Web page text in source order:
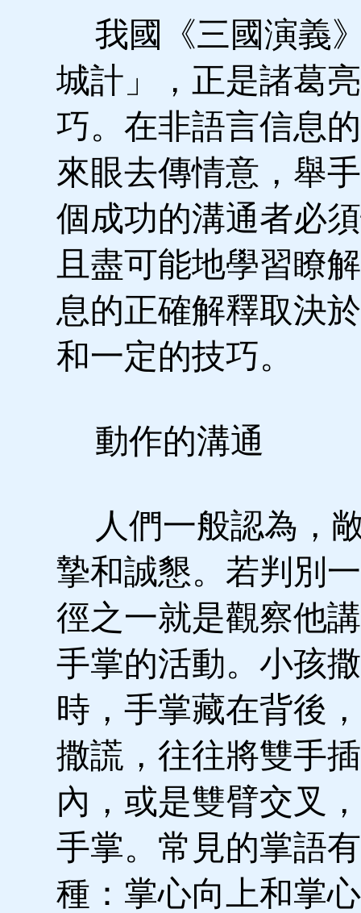
我國《三國演義
城計」，正是諸葛
巧。在非語言信息
來眼去傳情意，舉
個成功的溝通者必
且盡可能地學習瞭
息的正確解釋取決
和一定的技巧。
動作的溝通
人們一般認為，
摯和誠懇。若判別
徑之一就是觀察他
手掌的活動。小孩
時，手掌藏在背後
撒謊，往往將雙手
內，或是雙臂交叉
手掌。常見的掌語
種：掌心向上和掌